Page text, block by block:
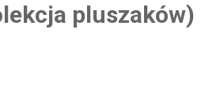
pluszaków)